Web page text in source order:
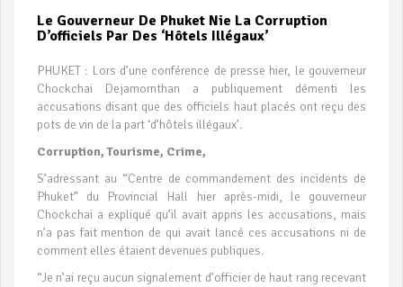
Le Gouverneur De Phuket Nie La Corruption
D’officiels Par Des ‘hôtels Illégaux’
PHUKET : Lors d’une conférence de presse hier, le gouverneur
Chockchai Dejamornthan a publiquement démenti les
accusations disant que des officiels haut placés ont reçu des
pots de vin de la part ‘d’hôtels illégaux’.
Corruption, Tourisme, Crime,
S’adressant au “Centre de commandement des incidents de
Phuket” du Provincial Hall hier après-midi, le gouverneur
Chockchai a expliqué qu’il avait appris les accusations, mais
n’a pas fait mention de qui avait lancé ces accusations ni de
comment elles étaient devenues publiques.
“Je n’ai reçu aucun signalement d’officier de haut rang recevant